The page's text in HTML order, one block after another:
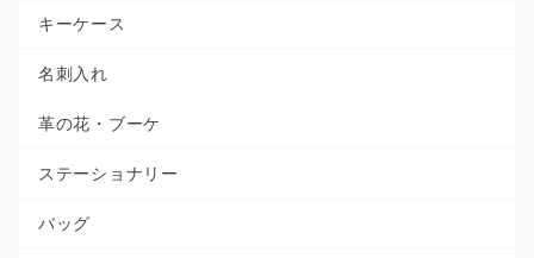
キーケース
名刺入れ
革の花・ブーケ
ステーショナリー
バッグ